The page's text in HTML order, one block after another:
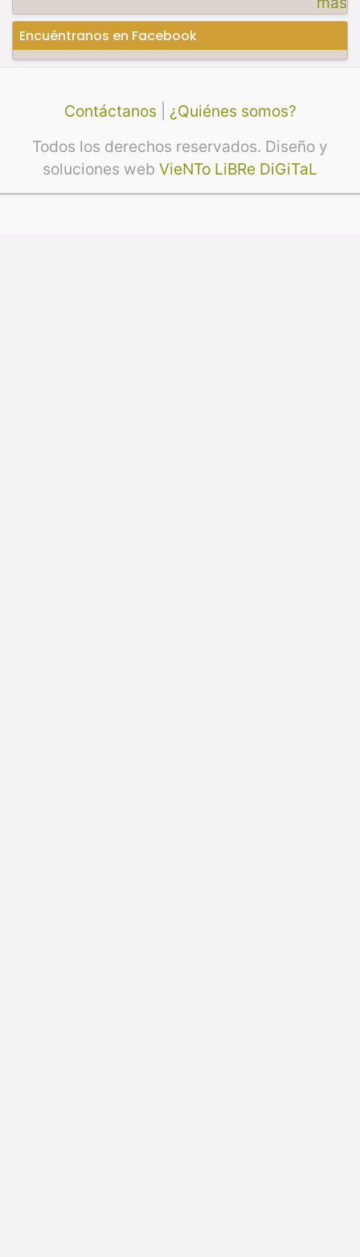
Encuéntranos en Facebook
Contáctanos
¿Quiénes somos?
Todos los derechos reservados. Diseño y
soluciones web VieNTo LiBRe DiGiTaL